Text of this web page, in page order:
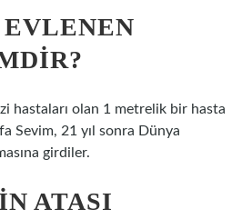
hastaları olan 1 metrelik bir hasta
Sevim, 21 yıl sonra Dünya
girdiler.
ATASI